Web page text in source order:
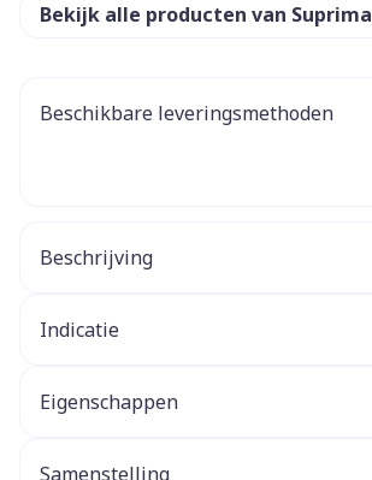
Bekijk alle producten van Suprima
Beschikbare leveringsmethoden
Beschrijving
Indicatie
Eigenschappen
Samenstelling